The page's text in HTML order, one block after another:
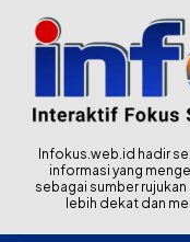
Infokus.web.id hadir
informasi yang
sebagai sumber
lebih dekat dan